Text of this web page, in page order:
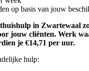
op basis van jouw
in Zwartewaal
jouw cliënten. Werk
je €14,71 per uur.
hulp: